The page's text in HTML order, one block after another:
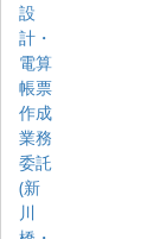
設
計・
電算
帳票
作成
業務
委託
(新
川